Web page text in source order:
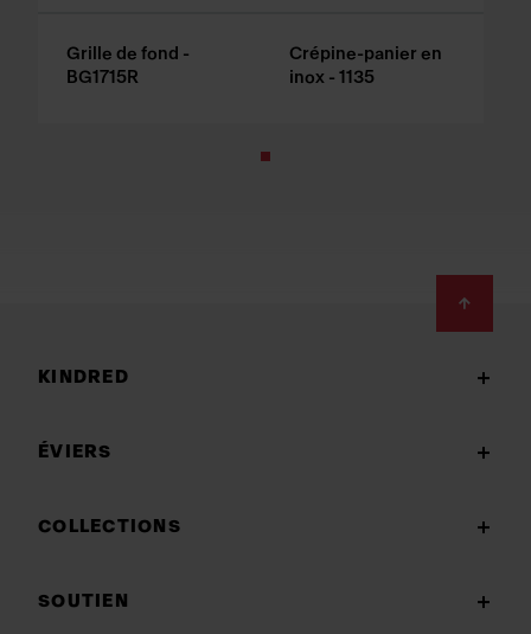
Grille de fond -
BG1715R
Crépine-panier en
inox - 1135
KINDRED
ÉVIERS
COLLECTIONS
SOUTIEN